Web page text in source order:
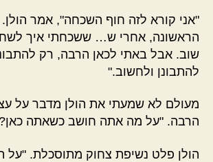
"אני קורא לזה חוף השכחה", אמר
הראשונה, אחרי ש… ששכחתי איך
שוב. אבל באתי לכאן הרבה, רק
להתבונן ולחשוב."
מעולם לא שמעתי את הולן מדבר על
הרבה. "על מה אתה חושב כשאתה
הולן פלט נשיפת צחוק מתוסכלת. "על